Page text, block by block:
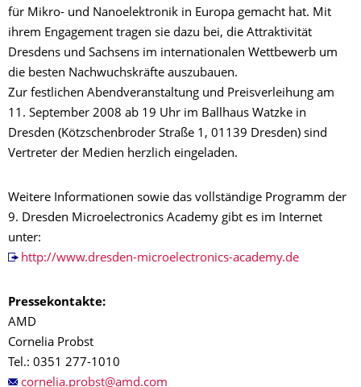
für Mikro- und Nanoelektronik in Europa gemacht hat. Mit
ihrem Engagement tragen sie dazu bei, die Attraktivität
Dresdens und Sachsens im internationalen Wettbewerb um
die besten Nachwuchskräfte auszubauen.
Zur festlichen Abendveranstaltung und Preisverleihung am
11. September 2008 ab 19 Uhr im Ballhaus Watzke in
Dresden (Kötzschenbroder Straße 1, 01139 Dresden) sind
Vertreter der Medien herzlich eingeladen.
Weitere Informationen sowie das vollständige Programm der
9. Dresden Microelectronics Academy gibt es im Internet
unter:
http://www.dresden-microelectronics-academy.de
Pressekontakte:
AMD
Cornelia Probst
Tel.: 0351 277-1010